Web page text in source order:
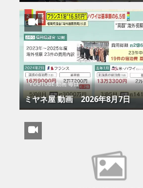
YOUTUBE 動画 毎日
ミヤネ屋 動画 2026年8月7日